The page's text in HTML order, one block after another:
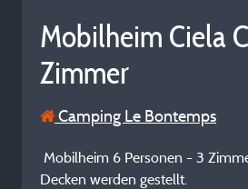
Mobilheim Ciela
Zimmer
Camping Le Bontemps
Mobilheim 6 Personen - 3
Decken werden gestellt.